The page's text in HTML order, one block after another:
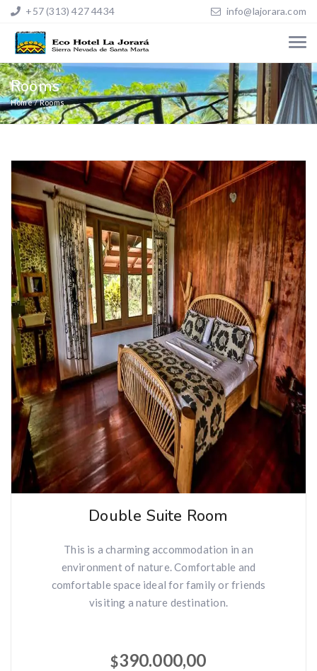
+57 (313) 427 4434 info@lajorara.com
Rooms
Home Rooms
Double Suite Room
This is a charming accommodation in an
environment of nature. Comfortable and
comfortable space ideal for family or friends
visiting a nature destination.
$390.000,00